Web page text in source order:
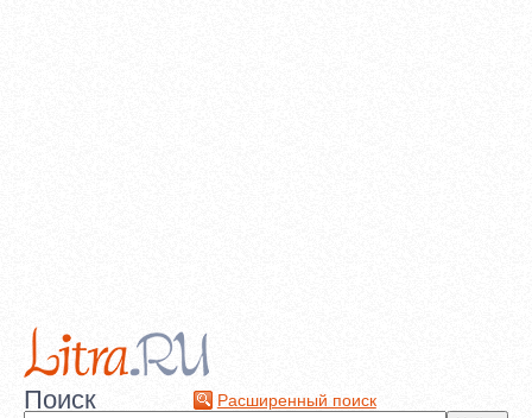
Поиск Расширенный поиск